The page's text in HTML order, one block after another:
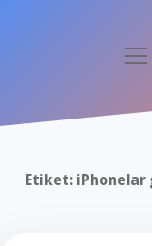
Politikası
Etiket: iPhonelar